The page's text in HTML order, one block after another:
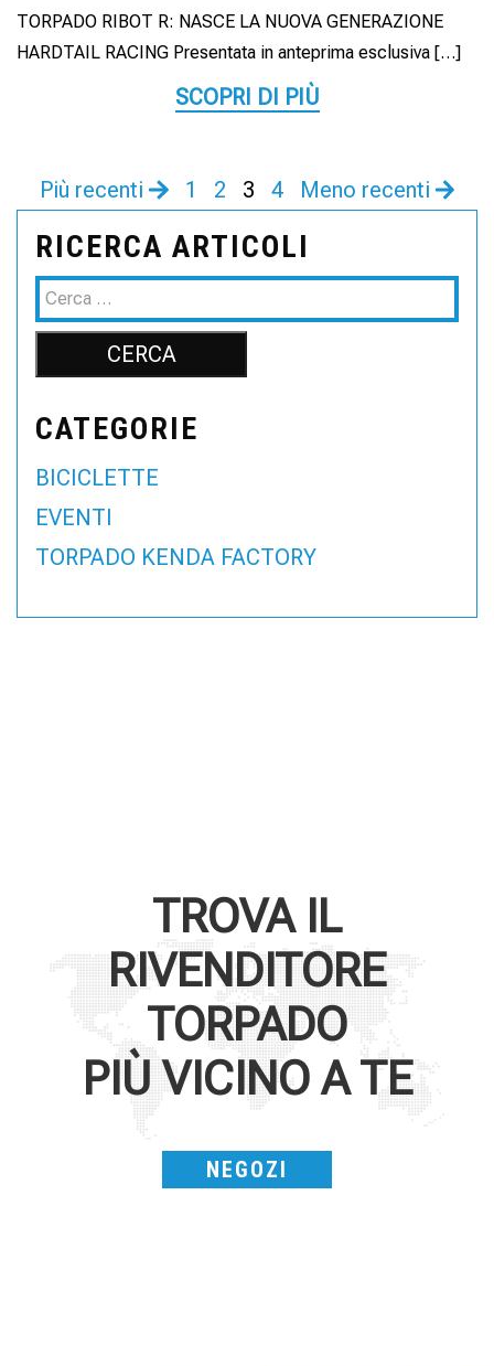
TORPADO RIBOT R: NASCE LA NUOVA GENERAZIONE
HARDTAIL RACING Presentata in anteprima esclusiva […]
SCOPRI DI PIÙ
Più recenti 1 2 3 4 Meno recenti
RICERCA ARTICOLI
CATEGORIE
BICICLETTE
EVENTI
TORPADO KENDA FACTORY
TROVA IL
RIVENDITORE
TORPADO
PIÙ VICINO A TE
NEGOZI